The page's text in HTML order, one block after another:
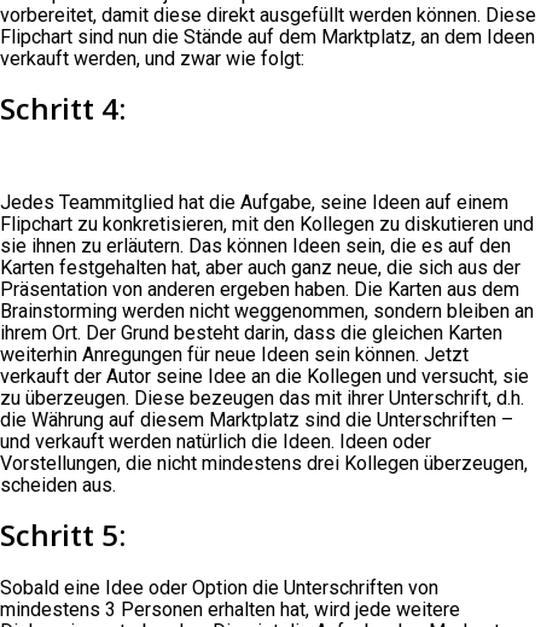
vorbereitet, damit diese direkt ausgefüllt werden können. Diese
Flipchart sind nun die Stände auf dem Marktplatz, an dem Ideen
verkauft werden, und zwar wie folgt:
Schritt 4:
Jedes Teammitglied hat die Aufgabe, seine Ideen auf einem
Flipchart zu konkretisieren, mit den Kollegen zu diskutieren und
sie ihnen zu erläutern. Das können Ideen sein, die es auf den
Karten festgehalten hat, aber auch ganz neue, die sich aus der
Präsentation von anderen ergeben haben. Die Karten aus dem
Brainstorming werden nicht weggenommen, sondern bleiben an
ihrem Ort. Der Grund besteht darin, dass die gleichen Karten
weiterhin Anregungen für neue Ideen sein können. Jetzt
verkauft der Autor seine Idee an die Kollegen und versucht, sie
zu überzeugen. Diese bezeugen das mit ihrer Unterschrift, d.h.
die Währung auf diesem Marktplatz sind die Unterschriften –
und verkauft werden natürlich die Ideen. Ideen oder
Vorstellungen, die nicht mindestens drei Kollegen überzeugen,
scheiden aus.
Schritt 5:
Sobald eine Idee oder Option die Unterschriften von
mindestens 3 Personen erhalten hat, wird jede weitere